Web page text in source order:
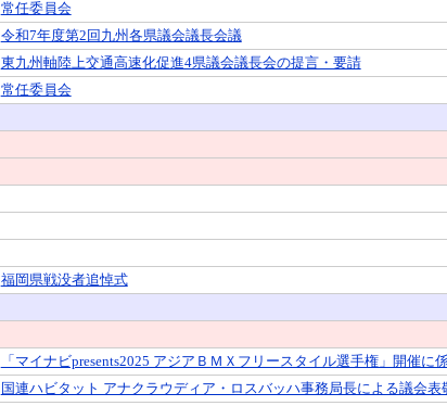
常任委員会
令和7年度第2回九州各県議会議長会議
東九州軸陸上交通高速化促進4県議会議長会の提言・要請
常任委員会
福岡県戦没者追悼式
「マイナビpresents2025 アジアＢＭＸフリースタイル選手権」開催
国連ハビタット アナクラウディア・ロスバッハ事務局長による議会表